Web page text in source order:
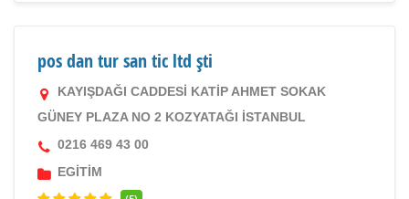
pos dan tur san tic ltd şti
KAYIŞDAĞI CADDESİ KATİP AHMET SOKAK
GÜNEY PLAZA NO 2 KOZYATAĞI İSTANBUL
0216 469 43 00
EGİTİM